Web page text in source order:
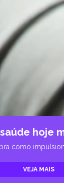
hoje
como
VEJA MAIS